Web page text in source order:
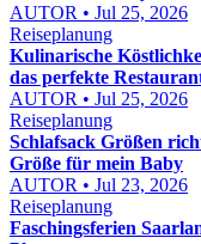
AUTOR • Jul 25, 2026
Reiseplanung
Kulinarische
das perfekte
AUTOR • Jul 25, 2026
Reiseplanung
Schlafsack Größen
Größe für mein Baby
AUTOR • Jul 23, 2026
Reiseplanung
Faschingsferien